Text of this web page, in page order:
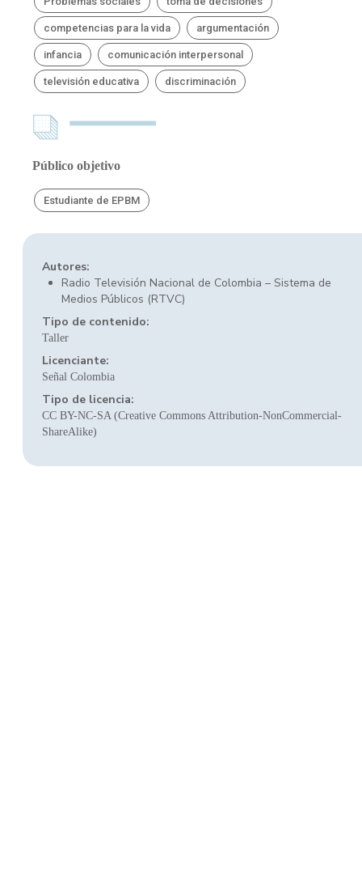
competencias para la vida argumentación
infancia comunicación interpersonal
televisión educativa discriminación
Público objetivo
Estudiante de EPBM
Autores:
Radio Televisión Nacional de Colombia – Sistema de
Medios Públicos (RTVC)
Tipo de contenido:
Taller
Licenciante:
Señal Colombia
Tipo de licencia:
CC BY-NC-SA (Creative Commons Attribution-NonCommercial-
ShareAlike)